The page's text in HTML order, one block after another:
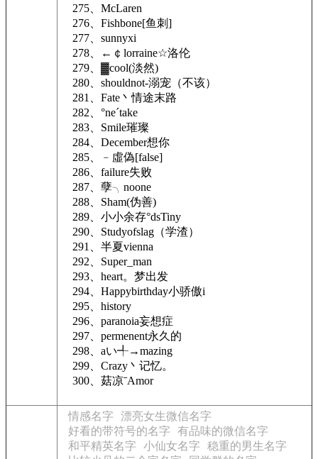
275、McLaren
276、Fishbone[鱼刺]
277、sunnyxi
278、←￠lorraine☆洛伦
279、▓cool(淡然)
280、shouldnot-溺宠（不该）
281、Fate丶情途末路
282、°neˊtake
283、Smile璀璨
284、December想你
285、﹣虛偽[false]
286、failure失败
287、孽╮noone
288、Sham(伪善)
289、小小余存°dsTiny
290、Studyofslag（学渣）
291、半夏vienna
292、Super_man
293、heart。梦出发
294、Happybirthday小骄傲i
295、history
296、paranoia妄想症
297、permenent永久的
298、aい╃→mazing
299、Crazy丶记忆。
300、菇凉ˉAmor
情感名字
漂亮女生微信名字
好看的带符号的名字
有品味的微信名字
和平精英名字
小仙女名字
稳重的男生名字